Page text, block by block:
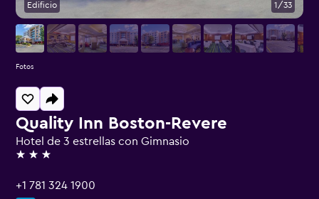
Quality Inn Boston-Revere
Hotel de 3 estrellas con Gimnasio
3 estrellas
+1 781 324 1900
Edificio 1/33
Fotos